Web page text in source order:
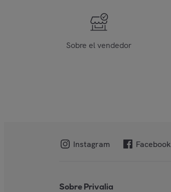
Sobre el vendedor
Instagram Facebook
Sobre Privalia